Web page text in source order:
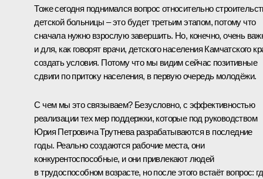
Тоже сегодня поднимался вопрос относительно
детской больницы – это будет третьим этапом, потому что
сначала нужно взрослую завершить. Но, конечно, очень
и для, как говорят врачи, детского населения Камчатского
создать условия. Потому что мы видим сейчас позитивные
сдвиги по притоку населения, в первую очередь молодёжи.
С чем мы это связываем? Безусловно, с эффективностью
реализации тех мер поддержки, которые под руководством
Юрия Петровича Трутнева разрабатываются в последние
годы. Реально создаются рабочие места, они
конкурентоспособные, и они привлекают людей
в трудоспособном возрасте, но после этого встаёт вопрос: